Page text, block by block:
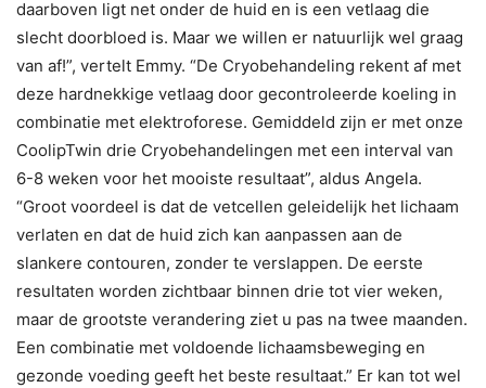
daarboven ligt net onder de huid en is een vetlaag die
slecht doorbloed is. Maar we willen er natuurlijk wel graag
van af!”, vertelt Emmy. “De Cryobehandeling rekent af met
deze hardnekkige vetlaag door gecontroleerde koeling in
combinatie met elektroforese. Gemiddeld zijn er met onze
CoolipTwin drie Cryobehandelingen met een interval van
6-8 weken voor het mooiste resultaat”, aldus Angela.
“Groot voordeel is dat de vetcellen geleidelijk het lichaam
verlaten en dat de huid zich kan aanpassen aan de
slankere contouren, zonder te verslappen. De eerste
resultaten worden zichtbaar binnen drie tot vier weken,
maar de grootste verandering ziet u pas na twee maanden.
Een combinatie met voldoende lichaamsbeweging en
gezonde voeding geeft het beste resultaat.” Er kan tot wel